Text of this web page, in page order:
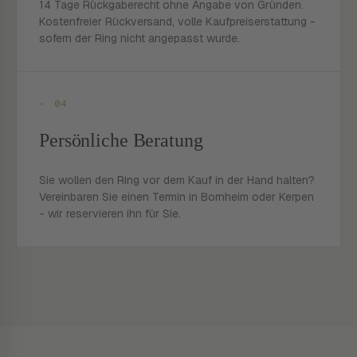
14 Tage Rückgaberecht ohne Angabe von Gründen.
Kostenfreier Rückversand, volle Kaufpreiserstattung -
sofern der Ring nicht angepasst wurde.
- 04
Persönliche Beratung
Sie wollen den Ring vor dem Kauf in der Hand halten?
Vereinbaren Sie einen Termin in Bornheim oder Kerpen
- wir reservieren ihn für Sie.